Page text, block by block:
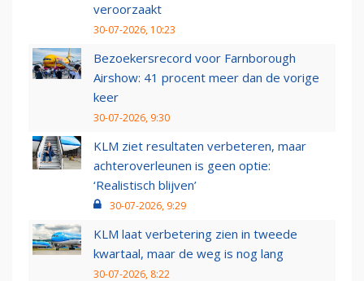
veroorzaakt
30-07-2026, 10:23
Bezoekersrecord voor Farnborough
Airshow: 41 procent meer dan de vorige
keer
30-07-2026, 9:30
KLM ziet resultaten verbeteren, maar
achteroverleunen is geen optie:
‘Realistisch blijven’
30-07-2026, 9:29
KLM laat verbetering zien in tweede
kwartaal, maar de weg is nog lang
30-07-2026, 8:22